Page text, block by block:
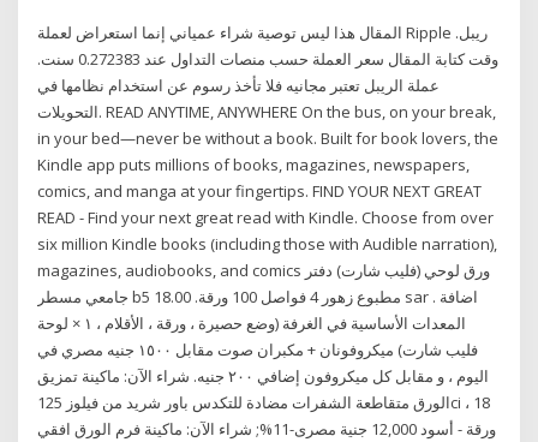
المقال هذا ليس توصية شراء عمياني إنما استعراض لعملة Ripple ريبل.
وقت كتابة المقال سعر العملة حسب منصات التداول عند 0.272383 سنت.
عملة الريبل تعتبر مجانيه فلا تأخذ رسوم عن استخدام نظامها في
التحويلات. READ ANYTIME, ANYWHERE On the bus, on your break,
in your bed—never be without a book. Built for book lovers, the
Kindle app puts millions of books, magazines, newspapers,
comics, and manga at your fingertips. FIND YOUR NEXT GREAT
READ - Find your next great read with Kindle. Choose from over
six million Kindle books (including those with Audible narration),
magazines, audiobooks, and comics ورق لوحي (فليب شارت) دفتر
جامعي مسطر b5 مطبوع زهور 4 فواصل 100 ورقة. 18.00 sar . اضافة
المعدات الأساسية في الغرفة (وضع حصيرة ، ورقة ، الأقلام ، ١ × لوحة
فليب شارت) ميكروفونان + مكبران صوت مقابل ١٥٠٠ جنيه مصري في
اليوم ، و مقابل كل ميكروفون إضافي ٢٠٠ جنيه. شراء اﻵن: ماكينة تمزيق
الورق متقاطعة الشفرات مضادة للتكدس باور شريد من فيلوز 125ci ، 18
ورقة - أسود 12,000 جنية مصرى-11%; شراء اﻵن: ماكينة فرم الورق افقي